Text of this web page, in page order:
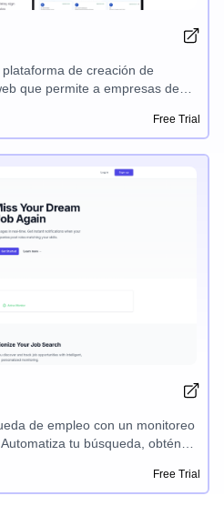
de creación de
que permite a empresas de
rápida y rentable, con
con arrastrar y soltar,
de codificación compleja.
Free Trial
de empleo con un monitoreo
tu búsqueda, obtén
postularte a nuevas
impulsada por IA rastrea las
Free Trial